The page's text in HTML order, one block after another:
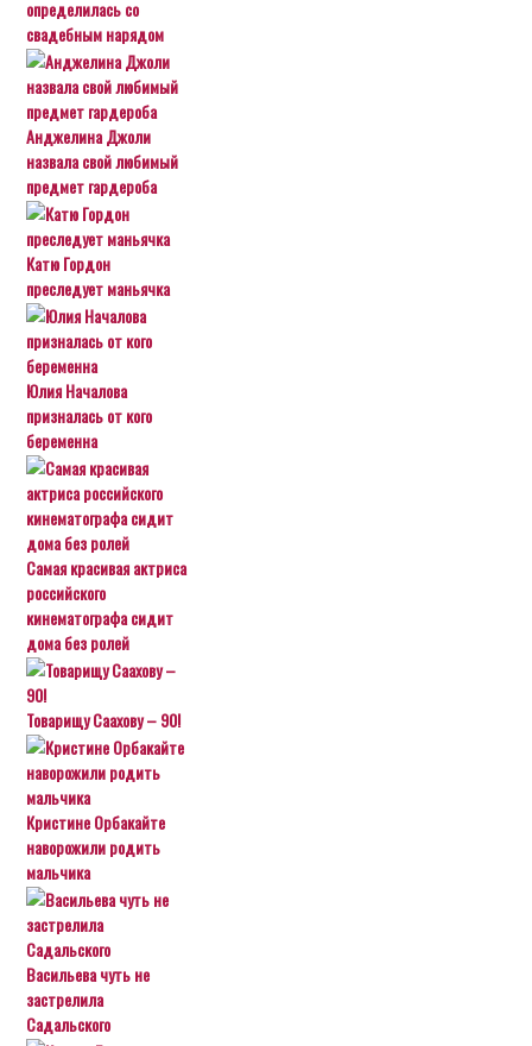
определилась со
свадебным нарядом
Анджелина Джоли
назвала свой любимый
предмет гардероба
Катю Гордон
преследует маньячка
Юлия Началова
призналась от кого
беременна
Самая красивая актриса
российского
кинематографа сидит
дома без ролей
Товарищу Саахову – 90!
Кристине Орбакайте
наворожили родить
мальчика
Васильева чуть не
застрелила
Садальского